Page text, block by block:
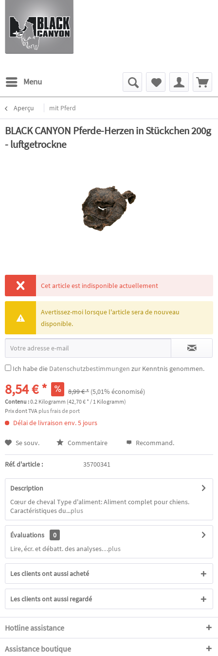
Menu
Aperçu mit Pferd
BLACK CANYON Pferde-Herzen in Stückchen 200g
- luftgetrockne
Cet article est indisponible actuellement
Avertissez-moi lorsque l'article sera de nouveau
disponible.
Ich habe die Datenschutzbestimmungen zur Kenntnis genommen.
8,54 € * 8,99 € * (5,01% économisé)
Contenu :0.2 Kilogramm (42,70 € * / 1 Kilogramm)
Prix dont TVA plus frais de port
Délai de livraison env. 5 jours
Se souv. Commentaire Recommand.
Réf. d'article : 35700341
Description
Cœur de cheval Type d'aliment: Aliment complet pour chiens.
Caractéristiques du...plus
Évaluations
0
Lire, écr. et débatt. des analyses…plus
Les clients ont aussi acheté
Les clients ont aussi regardé
Hotline assistance
Assistance boutique